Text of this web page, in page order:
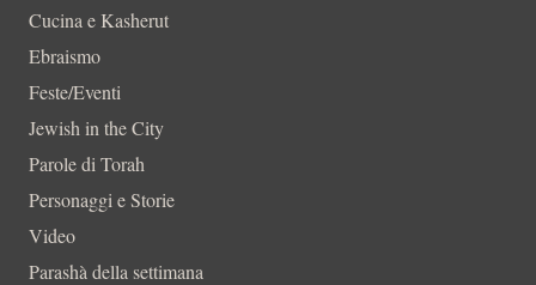
Cucina e Kasherut
Ebraismo
Feste/Eventi
Jewish in the City
Parole di Torah
Personaggi e Storie
Video
Parashà della settimana